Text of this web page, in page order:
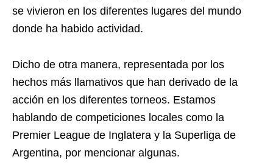
se vivieron en los diferentes lugares del mundo
donde ha habido actividad.
Dicho de otra manera, representada por los
hechos más llamativos que han derivado de la
acción en los diferentes torneos. Estamos
hablando de competiciones locales como la
Premier League de Inglatera y la Superliga de
Argentina, por mencionar algunas.